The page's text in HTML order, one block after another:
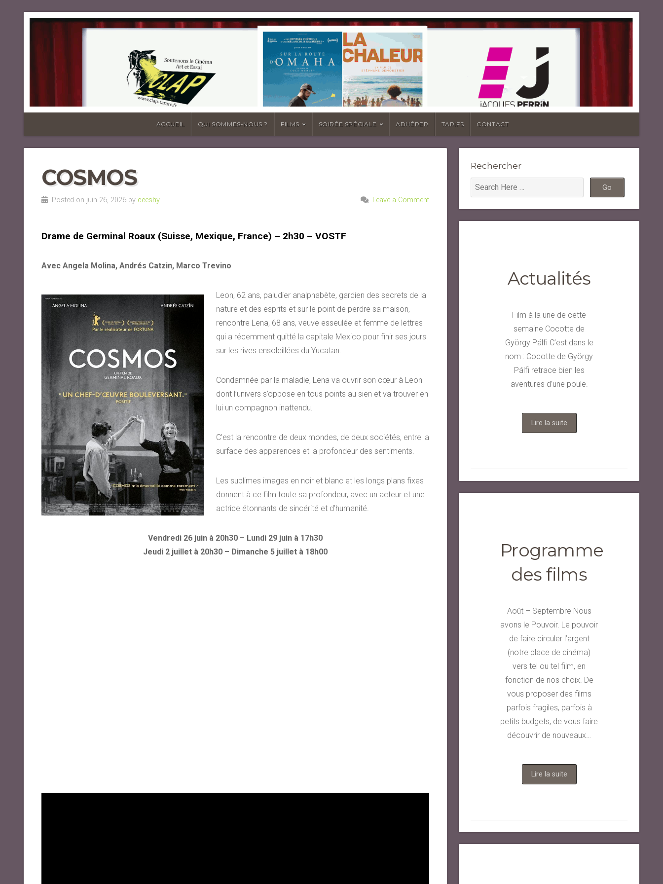
ACCUEIL QUI SOMMES-NOUS ? FILMS SOIRÉE SPÉCIALE ADHÉRER TARIFS CONTACT
COSMOS
Posted on juin 26, 2026 by ceeshy Leave a Comment
Drame de Germinal Roaux (Suisse, Mexique, France) – 2h30 – VOSTF
Avec Angela Molina, Andrés Catzin, Marco Trevino
Leon, 62 ans, paludier analphabète, gardien des secrets de la
nature et des esprits et sur le point de perdre sa maison,
rencontre Lena, 68 ans, veuve esseulée et femme de lettres
qui a récemment quitté la capitale Mexico pour finir ses jours
sur les rives ensoleillées du Yucatan.
Condamnée par la maladie, Lena va ouvrir son cœur à Leon
dont l’univers s’oppose en tous points au sien et va trouver en
lui un compagnon inattendu.
C’est la rencontre de deux mondes, de deux sociétés, entre la
surface des apparences et la profondeur des sentiments.
Les sublimes images en noir et blanc et les longs plans fixes
donnent à ce film toute sa profondeur, avec un acteur et une
actrice étonnants de sincérité et d’humanité.
Vendredi 26 juin à 20h30 – Lundi 29 juin à 17h30
Jeudi 2 juillet à 20h30 – Dimanche 5 juillet à 18h00
Rechercher
Actualités
Film à la une de cette
semaine Cocotte de
György Pálfi C’est dans le
nom : Cocotte de György
Pálfi retrace bien les
aventures d’une poule.
Lire la suite
Programme
des films
Août – Septembre Nous
avons le Pouvoir. Le pouvoir
de faire circuler l’argent
(notre place de cinéma)
vers tel ou tel film, en
fonction de nos choix. De
vous proposer des films
parfois fragiles, parfois à
petits budgets, de vous faire
découvrir de nouveaux…
Lire la suite